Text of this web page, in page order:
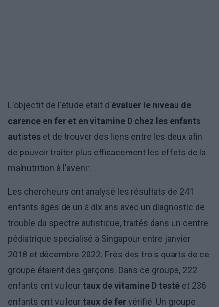
L'objectif de l'étude était d'évaluer le niveau de
carence en fer et en vitamine D chez les enfants
autistes et de trouver des liens entre les deux afin
de pouvoir traiter plus efficacement les effets de la
malnutrition à l'avenir.
Les chercheurs ont analysé les résultats de 241
enfants âgés de un à dix ans avec un diagnostic de
trouble du spectre autistique, traités dans un centre
pédiatrique spécialisé à Singapour entre janvier
2018 et décembre 2022. Près des trois quarts de ce
groupe étaient des garçons. Dans ce groupe, 222
enfants ont vu leurtaux de vitamine D testé et 236
enfants ont vu leurtaux de fervérifié. Un groupe